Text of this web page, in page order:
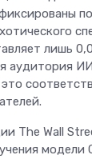
лишь
аудитория
The Wall
модели